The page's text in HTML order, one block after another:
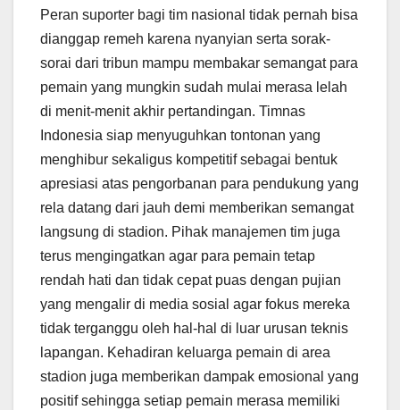
Peran suporter bagi tim nasional tidak pernah bisa
dianggap remeh karena nyanyian serta sorak-
sorai dari tribun mampu membakar semangat para
pemain yang mungkin sudah mulai merasa lelah
di menit-menit akhir pertandingan. Timnas
Indonesia siap menyuguhkan tontonan yang
menghibur sekaligus kompetitif sebagai bentuk
apresiasi atas pengorbanan para pendukung yang
rela datang dari jauh demi memberikan semangat
langsung di stadion. Pihak manajemen tim juga
terus mengingatkan agar para pemain tetap
rendah hati dan tidak cepat puas dengan pujian
yang mengalir di media sosial agar fokus mereka
tidak terganggu oleh hal-hal di luar urusan teknis
lapangan. Kehadiran keluarga pemain di area
stadion juga memberikan dampak emosional yang
positif sehingga setiap pemain merasa memiliki